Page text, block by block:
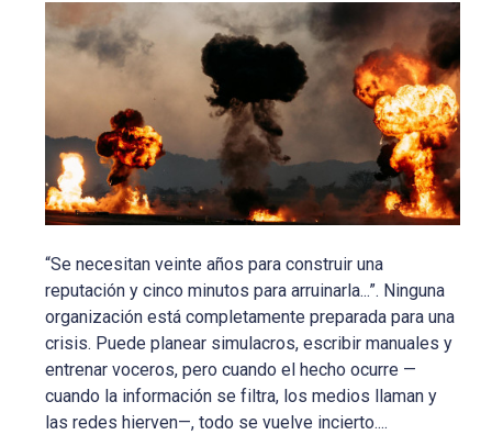
“Se necesitan veinte años para construir una
reputación y cinco minutos para arruinarla...”. Ninguna
organización está completamente preparada para una
crisis. Puede planear simulacros, escribir manuales y
entrenar voceros, pero cuando el hecho ocurre —
cuando la información se filtra, los medios llaman y
las redes hierven—, todo se vuelve incierto....